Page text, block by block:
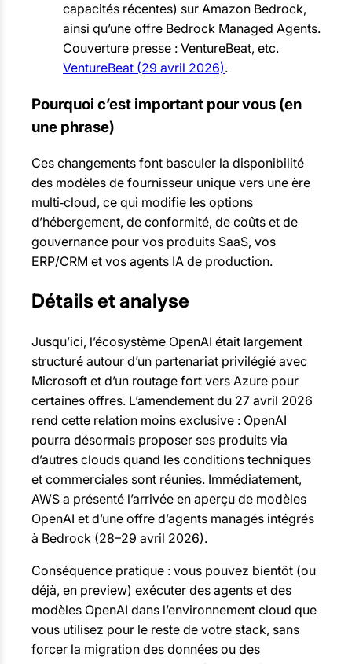
capacités récentes) sur Amazon Bedrock,
ainsi qu’une offre Bedrock Managed Agents.
Couverture presse : VentureBeat, etc.
VentureBeat (29 avril 2026).
Pourquoi c’est important pour vous (en
une phrase)
Ces changements font basculer la disponibilité
des modèles de fournisseur unique vers une ère
multi‑cloud, ce qui modifie les options
d’hébergement, de conformité, de coûts et de
gouvernance pour vos produits SaaS, vos
ERP/CRM et vos agents IA de production.
Détails et analyse
Jusqu’ici, l’écosystème OpenAI était largement
structuré autour d’un partenariat privilégié avec
Microsoft et d’un routage fort vers Azure pour
certaines offres. L’amendement du 27 avril 2026
rend cette relation moins exclusive : OpenAI
pourra désormais proposer ses produits via
d’autres clouds quand les conditions techniques
et commerciales sont réunies. Immédiatement,
AWS a présenté l’arrivée en aperçu de modèles
OpenAI et d’une offre d’agents managés intégrés
à Bedrock (28–29 avril 2026).
Conséquence pratique : vous pouvez bientôt (ou
déjà, en preview) exécuter des agents et des
modèles OpenAI dans l’environnement cloud que
vous utilisez pour le reste de votre stack, sans
forcer la migration des données ou des